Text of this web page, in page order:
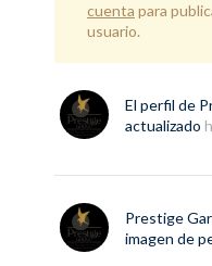
cuenta para
usuario.
El perfil de
actualizado
Prestige
imagen de